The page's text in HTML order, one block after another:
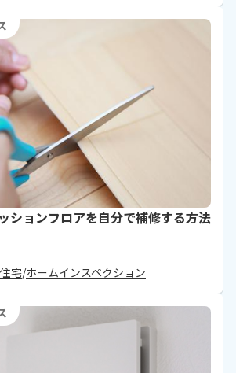
ションフロアを自分で補修する方法
宅 ホームインスペクション